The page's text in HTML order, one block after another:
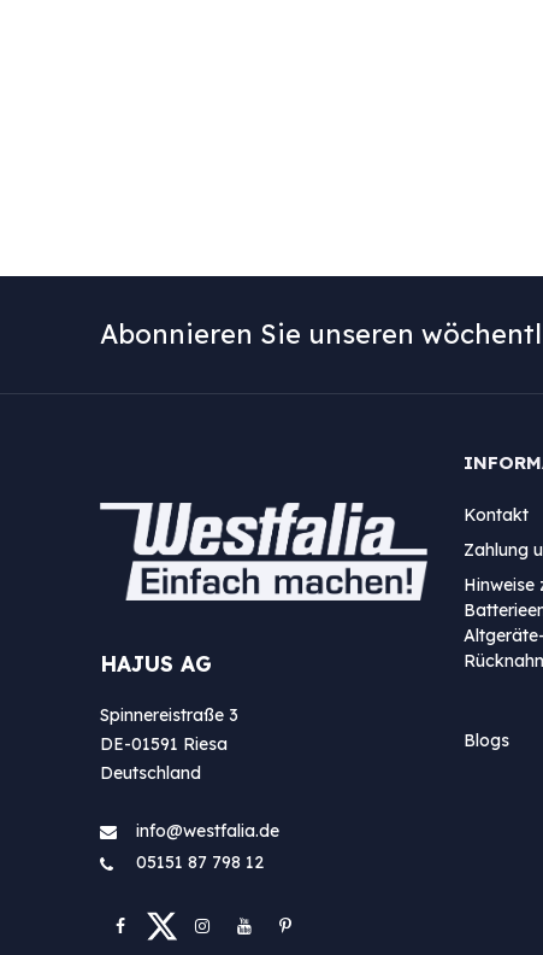
Abonnieren Sie unseren
HAJUS AG
Spinnereistraße 3
DE-01591 Riesa
Deutschland
info@westfa​lia.de
05151 87 798 12
Kontakt
Zahlung
Hinweise
Blogs